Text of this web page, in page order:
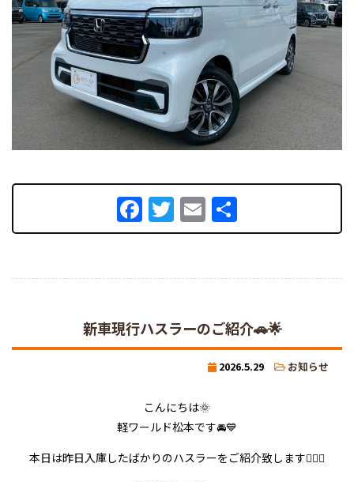
Facebook
Twitter
Email
有
新車現行ハスラーのご紹介🚗🌟
2026.5.29 お知らせ
こんにちは🌞
軽ワールド松本です🚘💙
本日は昨日入庫したばかりのハスラーをご紹介致します💁‍♂️✨